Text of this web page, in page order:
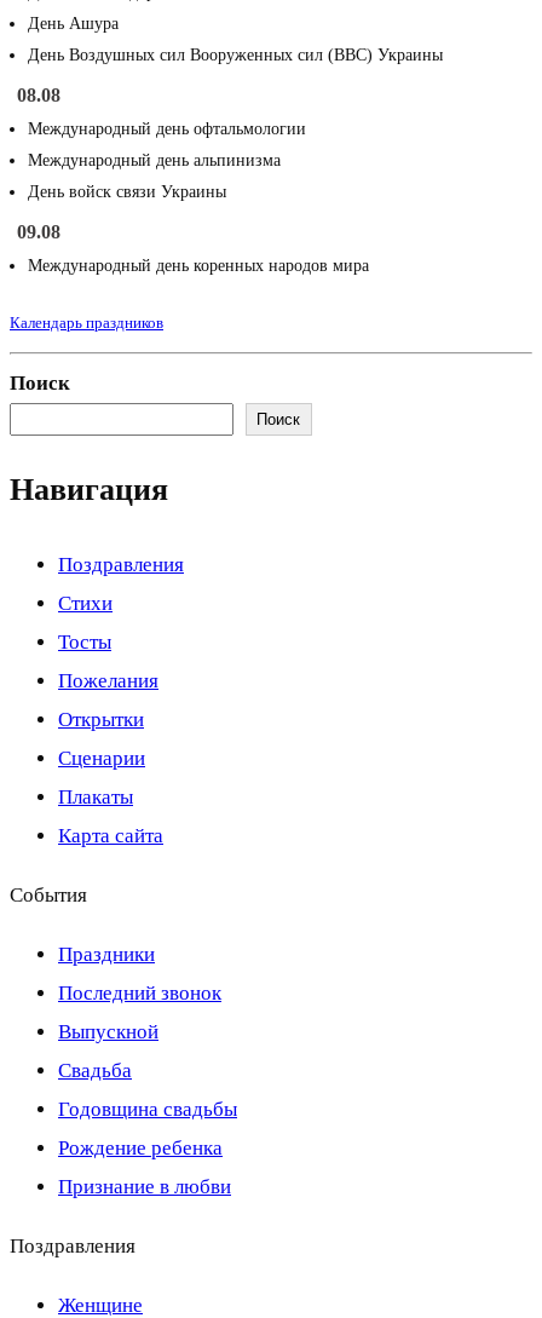
День Ашура
День Воздушных сил Вооруженных сил (ВВС) Украины
08.08
Международный день офтальмологии
Международный день альпинизма
День войск связи Украины
09.08
Международный день коренных народов мира
Календарь праздников
Поиск
Поиск
Навигация
Поздравления
Стихи
Тосты
Пожелания
Открытки
Сценарии
Плакаты
Карта сайта
События
Праздники
Последний звонок
Выпускной
Свадьба
Годовщина свадьбы
Рождение ребенка
Признание в любви
Поздравления
Женщине